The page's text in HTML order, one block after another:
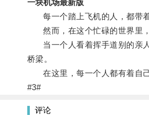
一块机场最新版
每一个踏上飞机的人，都带着
然而，在这个忙碌的世界里，
当一个人看着挥手道别的亲人
桥梁。
在这里，每一个人都有着自己
#3#
评论